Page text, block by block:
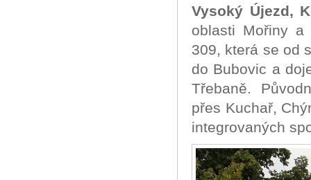
Vysoký Újezd,
oblasti Mořiny a
309, která se od
do Bubovic a
Třebaně.
přes Kuchař,
integrovaných